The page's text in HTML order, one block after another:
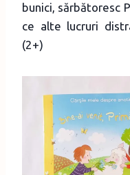
bunici, sărbătoresc
ce alte lucruri
(2+)